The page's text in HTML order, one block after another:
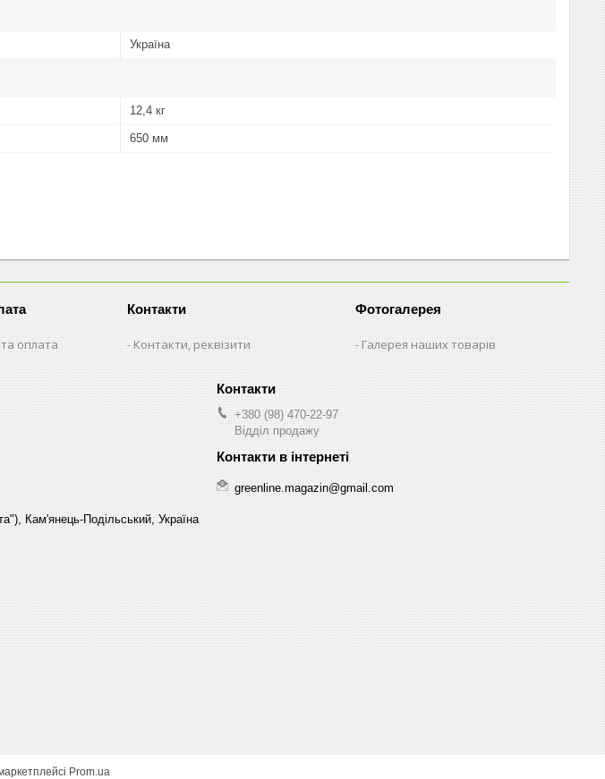
Україна
12,4 кг
650 мм
оплата
Контакти
Контакти, реквізити
Фотогалерея
Галерея наших товарів
Кам'янець-Подільський, Україна
+380 (98) 470-22-97
Відділ продажу
greenline.magazin@gmail.com
Prom.ua